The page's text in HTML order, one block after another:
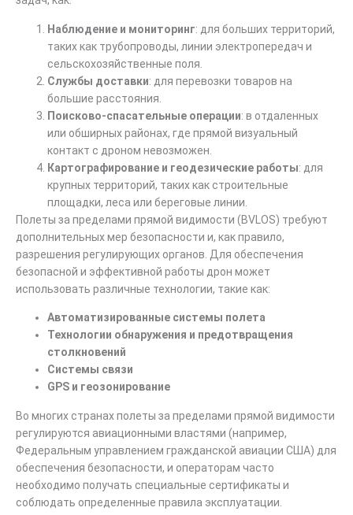
Наблюдение и мониторинг: для больших территорий,
таких как трубопроводы, линии электропередач и
сельскохозяйственные поля.
Службы доставки: для перевозки товаров на
большие расстояния.
Поисково-спасательные операции: в отдаленных
или обширных районах, где прямой визуальный
контакт с дроном невозможен.
Картографирование и геодезические работы: для
крупных территорий, таких как строительные
площадки, леса или береговые линии.
Полеты за пределами прямой видимости (BVLOS) требуют
дополнительных мер безопасности и, как правило,
разрешения регулирующих органов. Для обеспечения
безопасной и эффективной работы дрон может
использовать различные технологии, такие как:
Автоматизированные системы полета
Технологии обнаружения и предотвращения
столкновений
Системы связи
GPS и геозонирование
Во многих странах полеты за пределами прямой видимости
регулируются авиационными властями (например,
Федеральным управлением гражданской авиации США) для
обеспечения безопасности, и операторам часто
необходимо получать специальные сертификаты и
соблюдать определенные правила эксплуатации.